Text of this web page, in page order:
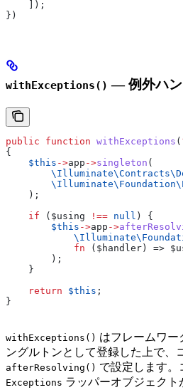
    ]);
})
withExceptions() — 例外ハン
public function withExceptions (
{
    $this
->app ->singleton (
    );
    if
( $using !== null ) {
        $this
->app ->
            fn
( $handler ) =>
        );
    }
    return
$this ;
}
withExceptions() はフレームワー
ングルトンとして登録した上で、
afterResolving() で設定します。
Exceptions ラッパーオブジェクト